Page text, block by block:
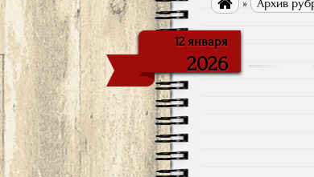
 » Архив
12 января
2026